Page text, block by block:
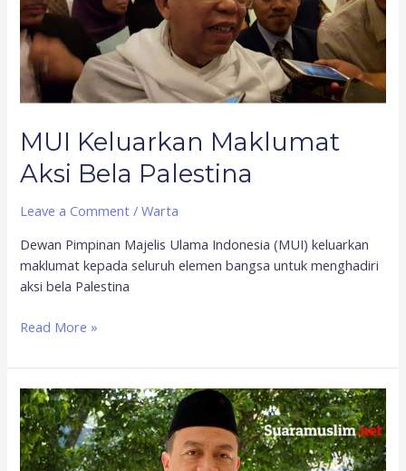
MUI Keluarkan Maklumat
Aksi Bela Palestina
Leave a Comment /Warta
Dewan Pimpinan Majelis Ulama Indonesia (MUI) keluarkan
maklumat kepada seluruh elemen bangsa untuk menghadiri
aksi bela Palestina
Palestina
Read More »
Mengenal
Ustadz
Bachtiar
Nasir,